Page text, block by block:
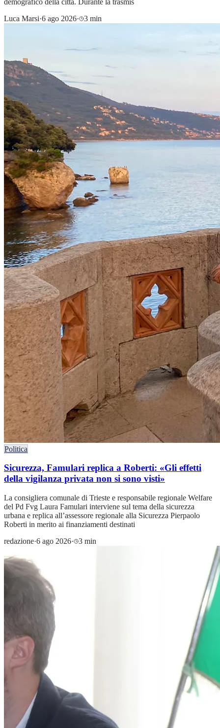
Luca Marsi·6 ago 2026· 3 min
Politica
Sicurezza, Famulari replica a Roberti: «Gli effetti
della vigilanza privata non si sono visti»
La consigliera comunale di Trieste e responsabile regionale Welfare
del Pd Fvg Laura Famulari interviene sul tema della sicurezza
urbana e replica all’assessore regionale alla Sicurezza Pierpaolo
Roberti in merito ai finanziamenti destinati
redazione·6 ago 2026· 3 min